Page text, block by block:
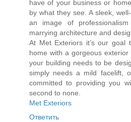
have of your business or
by what they see. A sleek,
an image of
marrying architecture and
At Met Exteriors it’s our goal
home with a gorgeous
your building needs to be
simply needs a mild facelift,
committed to providing you
second to none.
Met Exteriors
Ответить